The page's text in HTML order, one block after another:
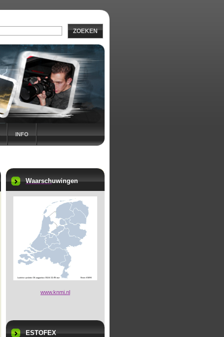
INFO
Waarschuwingen
www.knmi.nl
ESTOFEX
ZOEKEN